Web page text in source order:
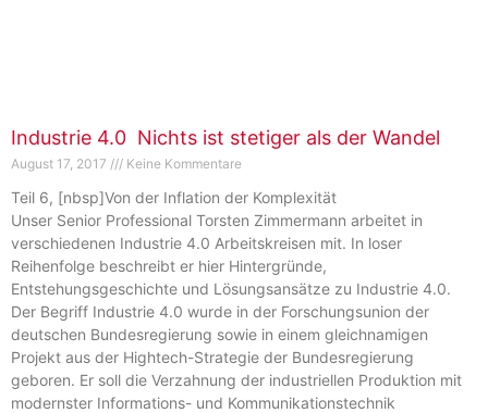
Industrie 4.0  Nichts ist stetiger als der Wandel
August 17, 2017 Keine Kommentare
Teil 6, [nbsp]Von der Inflation der Komplexität
Unser Senior Professional Torsten Zimmermann arbeitet in
verschiedenen Industrie 4.0 Arbeitskreisen mit. In loser
Reihenfolge beschreibt er hier Hintergründe,
Entstehungsgeschichte und Lösungsansätze zu Industrie 4.0.
Der Begriff Industrie 4.0 wurde in der Forschungsunion der
deutschen Bundesregierung sowie in einem gleichnamigen
Projekt aus der Hightech-Strategie der Bundesregierung
geboren. Er soll die Verzahnung der industriellen Produktion mit
modernster Informations- und Kommunikationstechnik